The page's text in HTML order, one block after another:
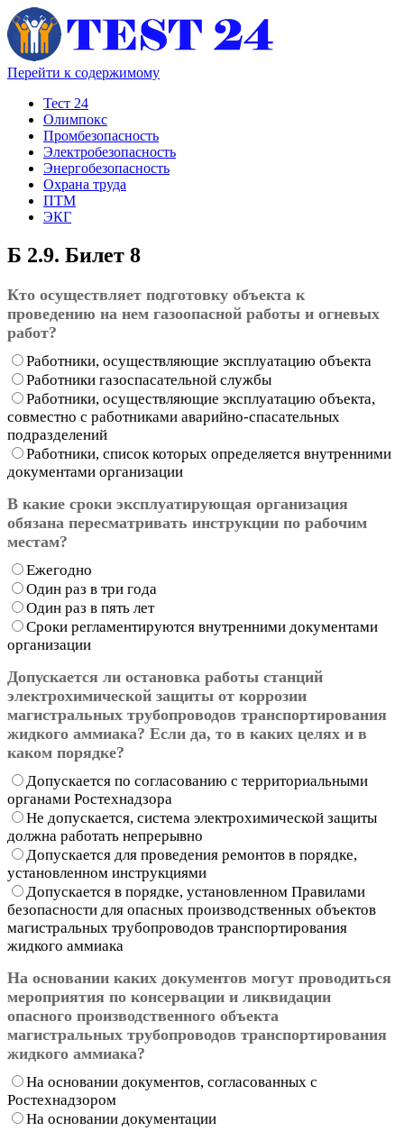
Перейти к содержимому
Тест 24
Олимпокс
Промбезопасность
Электробезопасность
Энергобезопасность
Охрана труда
ПТМ
ЭКГ
Б 2.9. Билет 8
Кто осуществляет подготовку объекта к
проведению на нем газоопасной работы и огневых
работ?
Работники, осуществляющие эксплуатацию объекта
Работники газоспасательной службы
Работники, осуществляющие эксплуатацию объекта,
совместно с работниками аварийно-спасательных
подразделений
Работники, список которых определяется внутренними
документами организации
В какие сроки эксплуатирующая организация
обязана пересматривать инструкции по рабочим
местам?
Ежегодно
Один раз в три года
Один раз в пять лет
Сроки регламентируются внутренними документами
организации
Допускается ли остановка работы станций
электрохимической защиты от коррозии
магистральных трубопроводов транспортирования
жидкого аммиака? Если да, то в каких целях и в
каком порядке?
Допускается по согласованию с территориальными
органами Ростехнадзора
Не допускается, система электрохимической защиты
должна работать непрерывно
Допускается для проведения ремонтов в порядке,
установленном инструкциями
Допускается в порядке, установленном Правилами
безопасности для опасных производственных объектов
магистральных трубопроводов транспортирования
жидкого аммиака
На основании каких документов могут проводиться
мероприятия по консервации и ликвидации
опасного производственного объекта
магистральных трубопроводов транспортирования
жидкого аммиака?
На основании документов, согласованных с
Ростехнадзором
На основании документации